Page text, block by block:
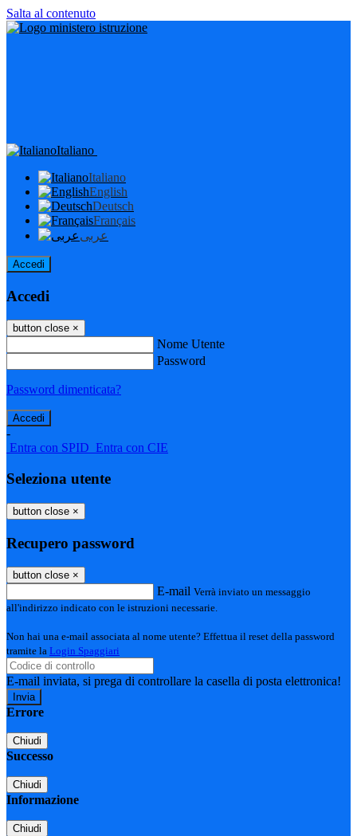
Salta al contenuto
Italiano
Italiano
English
Deutsch
Français
عربى
Accedi
Accedi
button close ×
Nome Utente
Password
Password dimenticata?
-
Entra con SPID Entra con CIE
Seleziona utente
button close ×
Recupero password
button close ×
E-mail Verrà inviato un messaggio
all'indirizzo indicato con le istruzioni necessarie.
Non hai una e-mail associata al nome utente? Effettua il reset della password
tramite la Login Spaggiari
E-mail inviata, si prega di controllare la casella di posta elettronica!
Errore
Chiudi
Successo
Chiudi
Informazione
Chiudi